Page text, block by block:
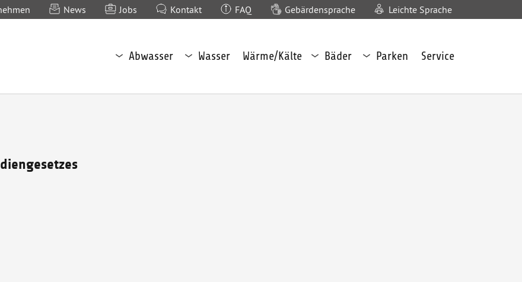
News Jobs Kontakt FAQ Gebärdensprache
Leichte Sprache
Untermenü
Abwasser
Untermenü
Wasser Wärme/Kälte
Untermenü
Bäder
Untermenü
Parken Service